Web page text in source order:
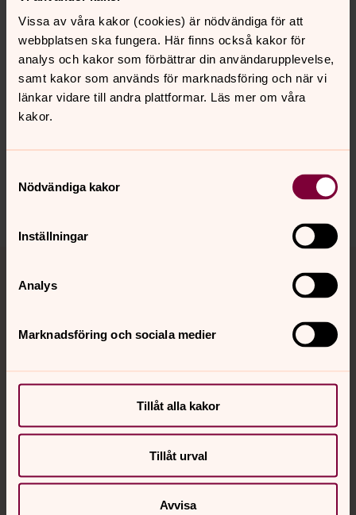
Vissa av våra kakor (cookies) är nödvändiga för att
webbplatsen ska fungera. Här finns också kakor för
analys och kakor som förbättrar din användarupplevelse,
samt kakor som används för marknadsföring och när vi
länkar vidare till andra plattformar. Läs mer om våra
kakor.
Nödvändiga kakor
Inställningar
Analys
Marknadsföring och sociala medier
Tillåt alla kakor
Tillåt urval
Avvisa
Senast ändrad 30 december 2025
Synpunkter eller frågor på sidans
innehåll?
sodra.tjusts.pastorat@svenskakyrkan.se
Kontakt
Kalender